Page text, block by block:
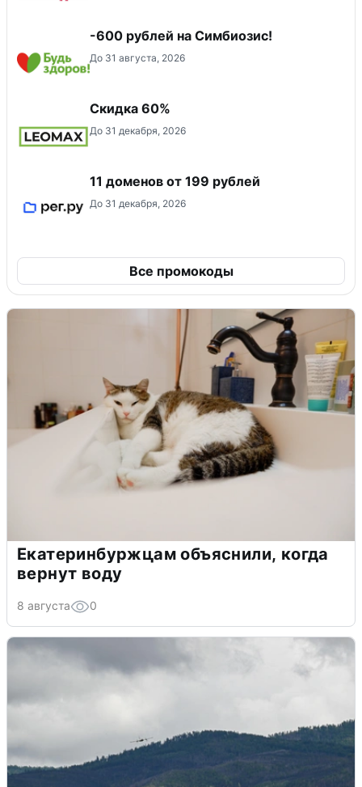
-600 рублей на Симбиозис!
До 31 августа, 2026
Скидка 60%
До 31 декабря, 2026
11 доменов от 199 рублей
До 31 декабря, 2026
Все промокоды
Екатеринбуржцам объяснили, когда
вернут воду
8 августа 0